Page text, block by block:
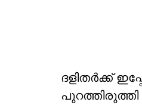
ദളിതര്‍ക്ക്